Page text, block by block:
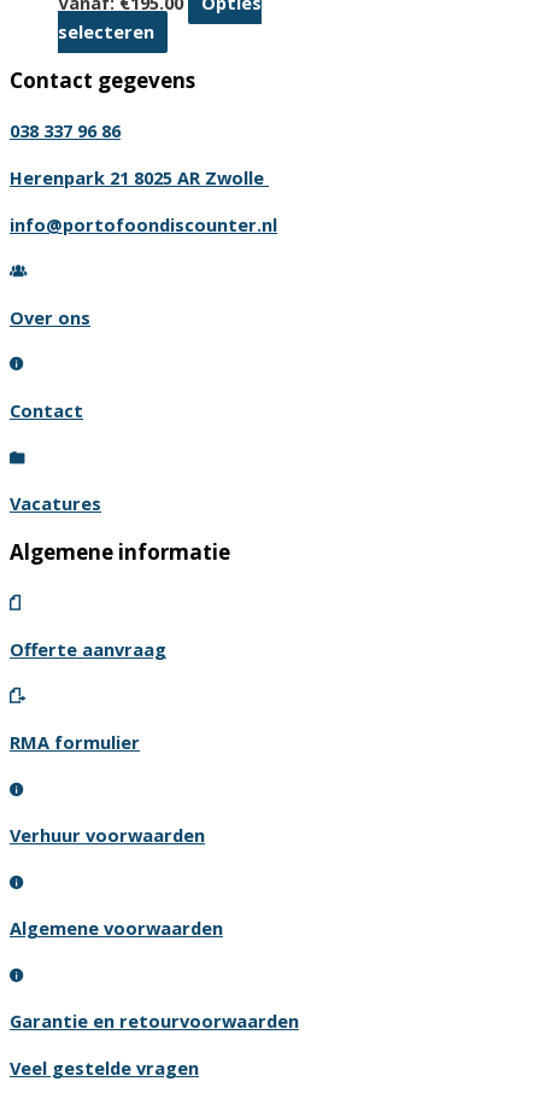
selecteren
Dit
product
heeft
Deze
kan
Contact gegevens
038 337 96 86
Herenpark 21 8025 AR Zwolle
info@portofoondiscounter.nl
Over ons
Contact
Vacatures
Algemene informatie
Offerte aanvraag
RMA formulier
Verhuur voorwaarden
Algemene voorwaarden
Garantie en retourvoorwaarden
Veel gestelde vragen